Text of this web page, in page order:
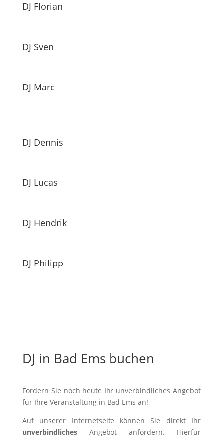
DJ Florian
DJ Sven
DJ Marc
DJ Dennis
DJ Lucas
DJ Hendrik
DJ Philipp
DJ in Bad Ems buchen
Fordern Sie noch heute Ihr unverbindliches Angebot
für Ihre Veranstaltung in Bad Ems an!
Auf unserer Internetseite können Sie direkt Ihr
unverbindlichesAngebot anfordern. Hierfür